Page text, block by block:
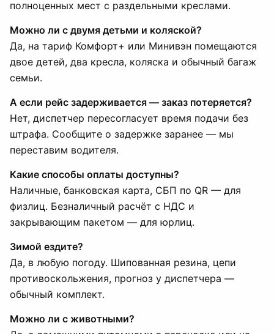
полноценных мест с раздельными креслами.
Можно ли с двумя детьми и коляской?
Да, на тариф Комфорт+ или Минивэн помещаются
двое детей, два кресла, коляска и обычный багаж
семьи.
А если рейс задерживается — заказ потеряется?
Нет, диспетчер пересогласует время подачи без
штрафа. Сообщите о задержке заранее — мы
переставим водителя.
Какие способы оплаты доступны?
Наличные, банковская карта, СБП по QR — для
физлиц. Безналичный расчёт с НДС и
закрывающим пакетом — для юрлиц.
Зимой ездите?
Да, в любую погоду. Шипованная резина, цепи
противоскольжения, прогноз у диспетчера —
обычный комплект.
Можно ли с животными?